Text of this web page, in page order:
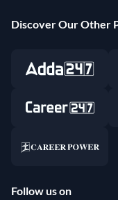
Discover Our Other
Follow us on